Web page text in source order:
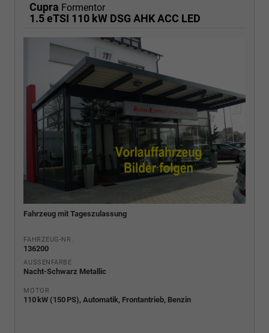
Cupra Formentor
1.5 eTSI 110 kW DSG AHK ACC LED
Fahrzeug mit Tageszulassung
FAHRZEUG-NR.
136200
AUSSENFARBE
Nacht-Schwarz Metallic
MOTOR
110 kW (150 PS), Automatik, Frontantrieb, Benzin